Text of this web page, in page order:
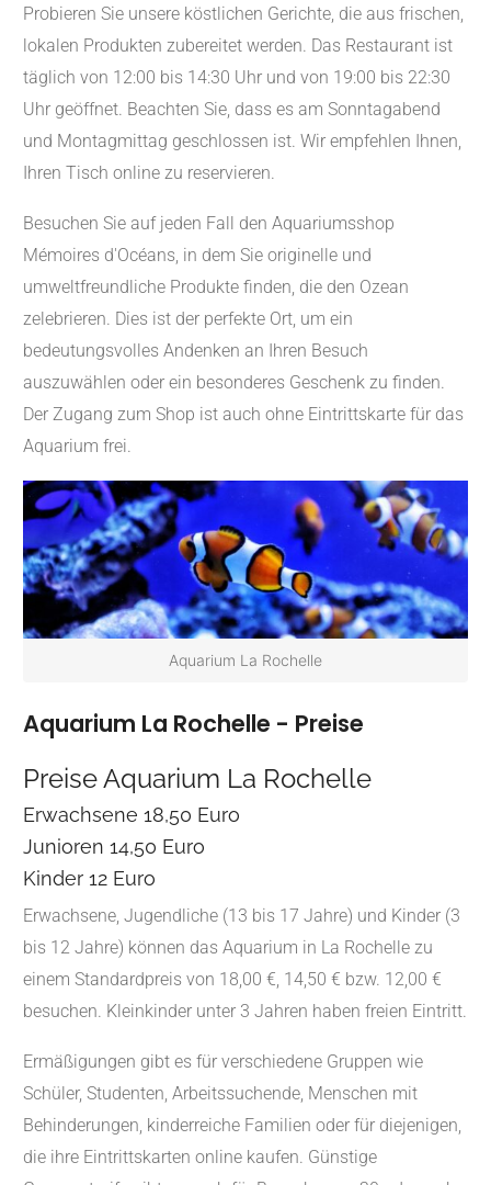
Probieren Sie unsere köstlichen Gerichte, die aus frischen,
lokalen Produkten zubereitet werden. Das Restaurant ist
täglich von 12:00 bis 14:30 Uhr und von 19:00 bis 22:30
Uhr geöffnet. Beachten Sie, dass es am Sonntagabend
und Montagmittag geschlossen ist. Wir empfehlen Ihnen,
Ihren Tisch online zu reservieren.
Besuchen Sie auf jeden Fall den Aquariumsshop
Mémoires d'Océans, in dem Sie originelle und
umweltfreundliche Produkte finden, die den Ozean
zelebrieren. Dies ist der perfekte Ort, um ein
bedeutungsvolles Andenken an Ihren Besuch
auszuwählen oder ein besonderes Geschenk zu finden.
Der Zugang zum Shop ist auch ohne Eintrittskarte für das
Aquarium frei.
Aquarium La Rochelle
Aquarium La Rochelle - Preise
Preise Aquarium La Rochelle
Erwachsene 18,50 Euro
Junioren 14,50 Euro
Kinder 12 Euro
Erwachsene, Jugendliche (13 bis 17 Jahre) und Kinder (3
bis 12 Jahre) können das Aquarium in La Rochelle zu
einem Standardpreis von 18,00 €, 14,50 € bzw. 12,00 €
besuchen. Kleinkinder unter 3 Jahren haben freien Eintritt.
Ermäßigungen gibt es für verschiedene Gruppen wie
Schüler, Studenten, Arbeitssuchende, Menschen mit
Behinderungen, kinderreiche Familien oder für diejenigen,
die ihre Eintrittskarten online kaufen. Günstige